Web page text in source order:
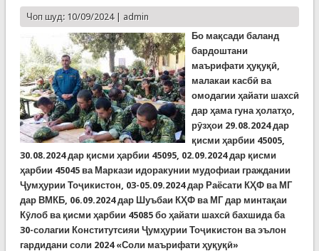
Чоп шуд: 10/09/2024 | admin
Бо мақсади баланд
бардоштани
маърифати ҳуқуқӣ,
малакаи касбӣ ва
омодагии ҳайати шахсӣ
дар ҳама гуна ҳолатҳо,
рӯзҳои 29.08.2024 дар
қисми ҳарбии 45005,
30.08.2024 дар қисми ҳарбии 45095, 02.09.2024 дар қисми
ҳарбии 45045 ва Маркази идоракунии мудофиаи граждании
Ҷумҳурии Тоҷикистон, 03-05.09.2024 дар Раёсати КҲФ ва МГ
дар ВМКБ, 06.09.2024 дар Шуъбаи КҲФ ва МГ дар минтақаи
Кӯлоб ва қисми ҳарбии 45085 бо ҳайати шахсӣ бахшида ба
30-солагии Конститутсияи Ҷумҳурии Тоҷикистон ва эълон
гардидани соли 2024 «Соли маърифати ҳуқуқӣ»